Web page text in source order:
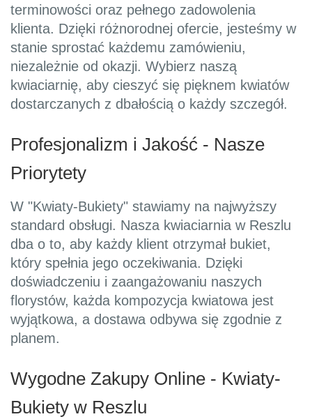
terminowości oraz pełnego zadowolenia
klienta. Dzięki różnorodnej ofercie, jesteśmy w
stanie sprostać każdemu zamówieniu,
niezależnie od okazji. Wybierz naszą
kwiaciarnię, aby cieszyć się pięknem kwiatów
dostarczanych z dbałością o każdy szczegół.
Profesjonalizm i Jakość - Nasze
Priorytety
W "Kwiaty-Bukiety" stawiamy na najwyższy
standard obsługi. Nasza kwiaciarnia w Reszlu
dba o to, aby każdy klient otrzymał bukiet,
który spełnia jego oczekiwania. Dzięki
doświadczeniu i zaangażowaniu naszych
florystów, każda kompozycja kwiatowa jest
wyjątkowa, a dostawa odbywa się zgodnie z
planem.
Wygodne Zakupy Online - Kwiaty-
Bukiety w Reszlu